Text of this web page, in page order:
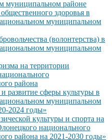
муниципальном районе
здоровья в
муниципальном
(волонтерства) в
муниципальном
на территории
района
развитие сферы культуры в
муниципальном
2024 годы»
культуры и спорта на
национального
района на 2021-2030 годы»